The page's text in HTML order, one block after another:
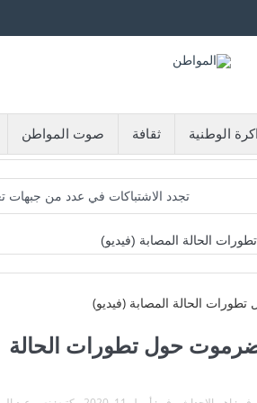
صوت المواطن ثقافة الوطنية
تجدد الاشتباكات في عدد من جبهات
هجمات الحوثي وتحديات حماية
مأرب: إسقاط طائرات مسيرة وسط تصعيد
عدن: البنك المركزي يوقف التراخيص الممنوحة
وزارة الدفاع تطلق حملة أمنية
الحالة المصابة (فيديو)
حول تطورات الحالة